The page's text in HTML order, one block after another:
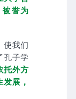
誉为
使我们
孔子学
托外方
展，